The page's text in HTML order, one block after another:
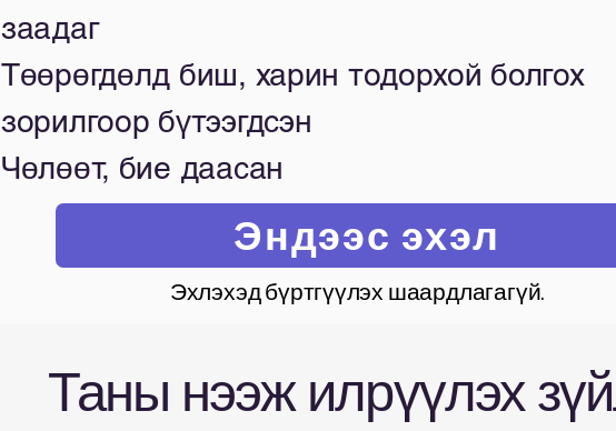
заадаг
Төөрөгдөлд биш, харин тодорхой болгох
зорилгоор бүтээгдсэн
Чөлөөт, бие даасан
Эндээс эхэл
Эхлэхэд бүртгүүлэх шаардлагагүй.
Таны нээж илрүүлэх